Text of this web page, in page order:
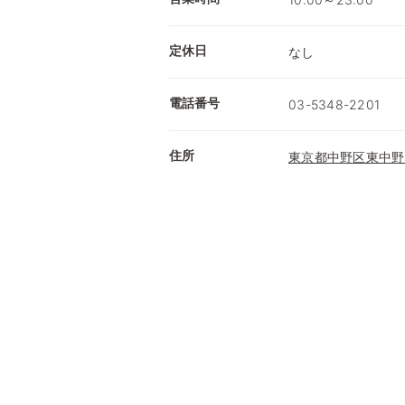
定休日 なし
電話番号 03-5348-2201
住所 東京都中野区東中